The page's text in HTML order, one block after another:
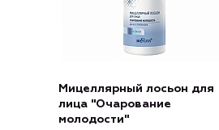
Мицеллярный лосьон для
лица "Очарование
молодости"